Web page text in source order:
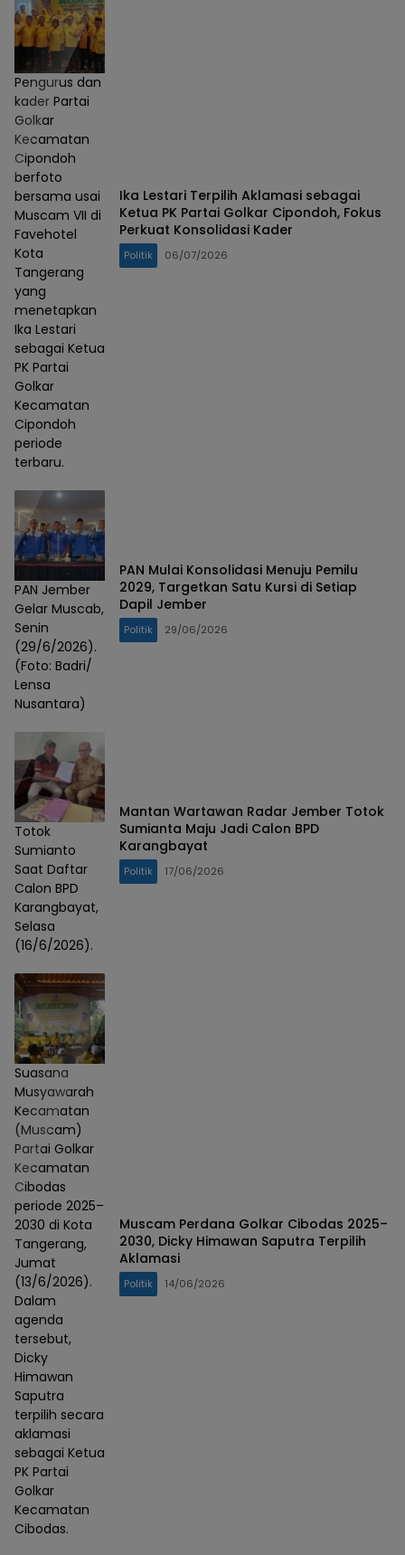
Pengurus dan
kader Partai
Golkar
Kecamatan
Cipondoh
berfoto
bersama usai
Muscam VII di
Favehotel
Kota
Tangerang
yang
menetapkan
Ika Lestari
sebagai Ketua
PK Partai
Golkar
Kecamatan
Cipondoh
periode
terbaru.
Ika Lestari Terpilih Aklamasi sebagai
Ketua PK Partai Golkar Cipondoh, Fokus
Perkuat Konsolidasi Kader
Politik 06/07/2026
PAN Jember
Gelar Muscab,
Senin
(29/6/2026).
(Foto: Badri/
Lensa
Nusantara)
PAN Mulai Konsolidasi Menuju Pemilu
2029, Targetkan Satu Kursi di Setiap
Dapil Jember
Politik 29/06/2026
Totok
Sumianto
Saat Daftar
Calon BPD
Karangbayat,
Selasa
(16/6/2026).
Mantan Wartawan Radar Jember Totok
Sumianta Maju Jadi Calon BPD
Karangbayat
Politik 17/06/2026
Suasana
Musyawarah
Kecamatan
(Muscam)
Partai Golkar
Kecamatan
Cibodas
periode 2025–
2030 di Kota
Tangerang,
Jumat
(13/6/2026).
Dalam
agenda
tersebut,
Dicky
Himawan
Saputra
terpilih secara
aklamasi
sebagai Ketua
PK Partai
Golkar
Kecamatan
Cibodas.
Muscam Perdana Golkar Cibodas 2025–
2030, Dicky Himawan Saputra Terpilih
Aklamasi
Politik 14/06/2026